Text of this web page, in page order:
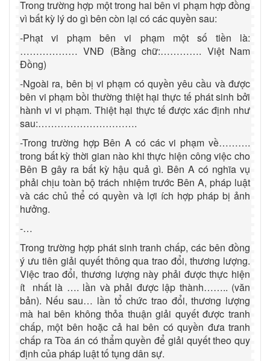
Trong trường hợp một trong hai bên vi phạm hợp đồng
vì bất kỳ lý do gì bên còn lại có các quyền sau:
-Phạt vi phạm bên vi phạm một số tiền là:
……………… VNĐ (Bằng chữ:…………. Việt Nam
Đồng)
-Ngoài ra, bên bị vi phạm có quyền yêu cầu và được
bên vi phạm bồi thường thiệt hại thực tế phát sinh bởi
hành vi vi phạm. Thiệt hại thực tế được xác định như
sau:………………………….
-Trong trường hợp Bên A có các vi phạm về……….
trong bất kỳ thời gian nào khi thực hiện công việc cho
Bên B gây ra bất kỳ hậu quả gì. Bên A có nghĩa vụ
phải chịu toàn bộ trách nhiệm trước Bên A, pháp luật
và các chủ thể có quyền và lợi ích hợp pháp bị ảnh
hưởng.
-…
Trong trường hợp phát sinh tranh chấp, các bên đồng
ý ưu tiên giải quyết thông qua trao đổi, thương lượng.
Việc trao đổi, thương lượng này phải được thực hiện
ít nhất là …. lần và phải được lập thành…….. (văn
bản). Nếu sau… lần tổ chức trao đổi, thương lượng
mà hai bên không thỏa thuận giải quyết được tranh
chấp, một bên hoặc cả hai bên có quyền đưa tranh
chấp ra Tòa án có thẩm quyền để giải quyết theo quy
định của pháp luật tố tụng dân sự.